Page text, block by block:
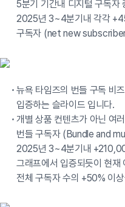
5분기 기간내 디지털 구독자
2025년 3~4분기내 각각
구독자 (net new
뉴욕 타임즈의 번들 구독 비
입증하는 슬라이드 입니다.
개별 상품 컨텐츠가 아닌 여
번들 구독자 (Bundle and
2025년 3~4분기내
그래프에서 입증되듯이 현재
전체 구독자 수의 +50% 이